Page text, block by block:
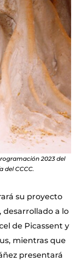
2023 del
del CCCC.
su proyecto
desarrollado a lo
de Picassent y
mientras que
presentará